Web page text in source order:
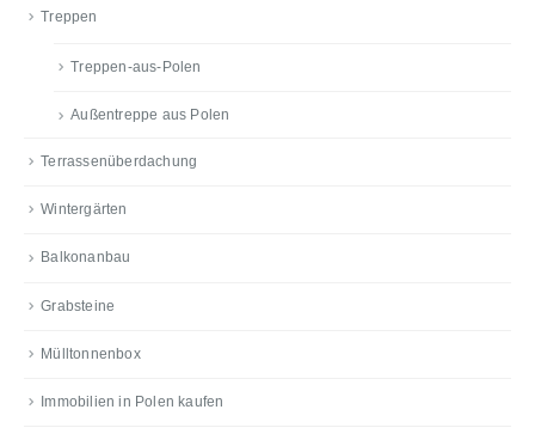
Treppen
Treppen-aus-Polen
Außentreppe aus Polen
Terrassenüberdachung
Wintergärten
Balkonanbau
Grabsteine
Mülltonnenbox
Immobilien in Polen kaufen